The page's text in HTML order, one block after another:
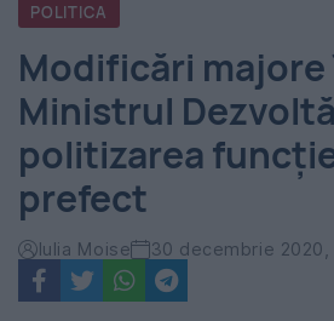
România
-
Evenimentul
Zilei
POLITICA
Modificări majore
Ministrul
politizarea
prefect
Iulia Moise 30 decembrie 2020,